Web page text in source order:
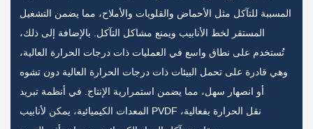
المسببة للتآكل مثل الأحماض والقلويات والأملاح، مما يضمن التشغيل
المستقر لخط الأنابيب ويمنع مشاكل التآكل. بالإضافة إلى ذلك،
تُستخدم على نطاق واسع في العمليات ذات درجات الحرارة العالية،
وهي قادرة على تحمل البيئات ذات درجات الحرارة العالية دون تشوه
أو انصهار سهل، مما يضمن استمرارية الإنتاج. في أنظمة تبريد
المعدات الكيميائية، يمكن لأنابيب PVDF نقل الحرارة بفعالية،